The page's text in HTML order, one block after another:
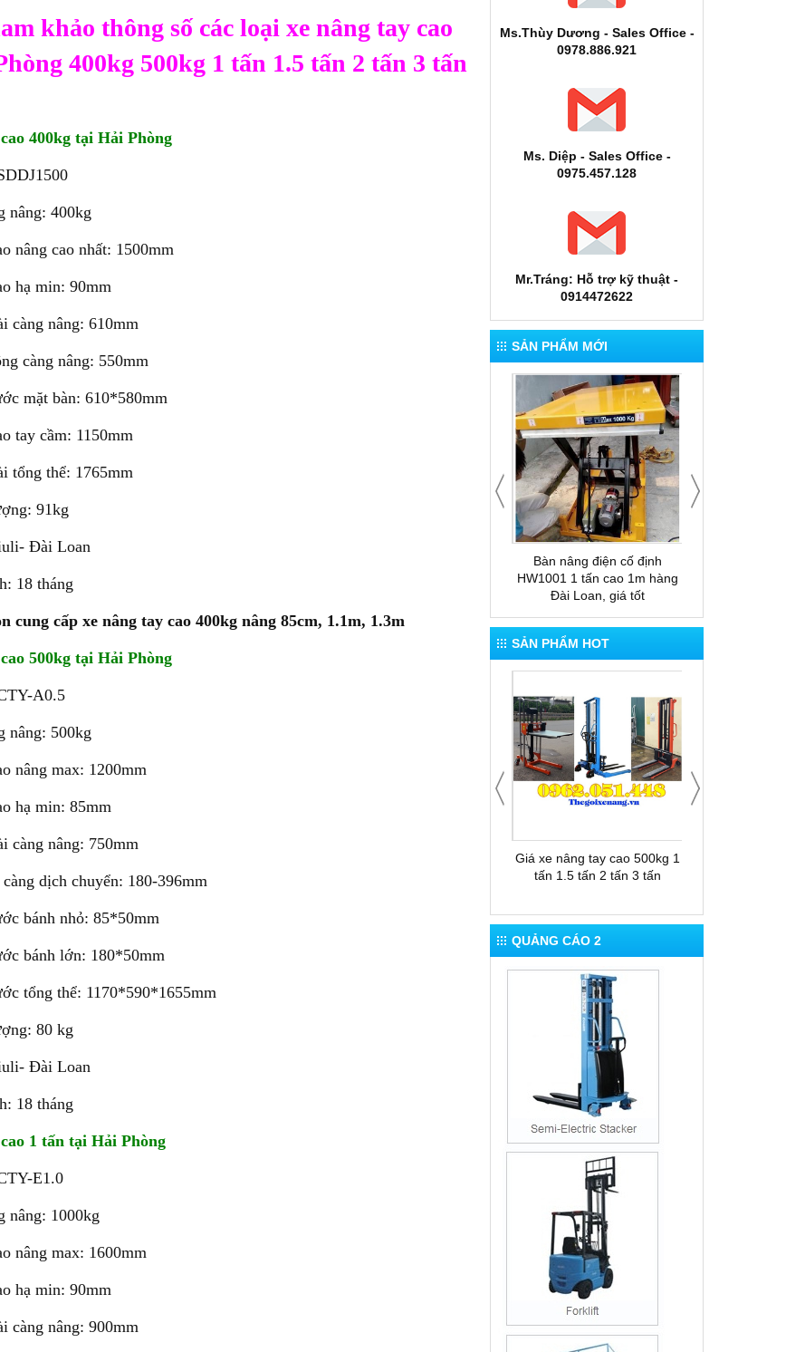
khảo thông số các loại xe nâng tay cao
400kg 500kg 1 tấn 1.5 tấn 2 tấn 3 tấn
400kg tại Hải Phòng
nâng: 400kg
nâng cao nhất: 1500mm
hạ min: 90mm
càng nâng: 610mm
càng nâng: 550mm
mặt bàn: 610*580mm
tay cầm: 1150mm
tổng thể: 1765mm
91kg
Đài Loan
18 tháng
cung cấp xe nâng tay cao 400kg nâng 85cm, 1.1m, 1.3m
500kg tại Hải Phòng
A0.5
nâng: 500kg
nâng max: 1200mm
hạ min: 85mm
càng nâng: 750mm
dịch chuyển: 180-396mm
bánh nhỏ: 85*50mm
bánh lớn: 180*50mm
tổng thể: 1170*590*1655mm
80 kg
Đài Loan
18 tháng
1 tấn tại Hải Phòng
E1.0
nâng: 1000kg
nâng max: 1600mm
hạ min: 90mm
càng nâng: 900mm
Ms.Thùy Dương - Sales Office -
0978.886.921
Ms. Diệp - Sales Office -
0975.457.128
Mr.Tráng: Hỗ trợ kỹ thuật -
0914472622
SẢN PHẨM MỚI
Bàn nâng điện cố định
HW1001 1 tấn cao 1m hàng
Đài Loan, giá tốt
SẢN PHẨM HOT
Thang nâng AOP20
Giá xe nâng tay cao 500kg 1
tấn 1.5 tấn 2 tấn 3 tấn
QUẢNG CÁO 2